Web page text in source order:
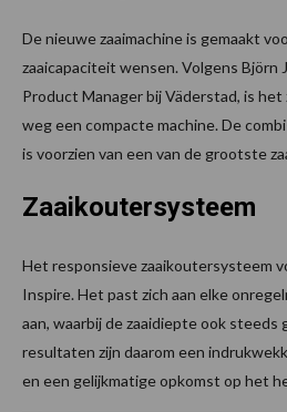
De nieuwe zaaimachine is gemaakt
zaaicapaciteit wensen. Volgens Björn
Product Manager bij Väderstad, is
weg een compacte machine. De
is voorzien van een van de grootste
Zaaikoutersysteem
Het responsieve zaaikoutersysteem
Inspire. Het past zich aan elke
aan, waarbij de zaaidiepte ook steeds
resultaten zijn daarom een
en een gelijkmatige opkomst op het